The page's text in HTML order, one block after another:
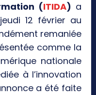
(ITIDA) a
12 février au
remaniée
comme la
nationale
à l’innovation
a été faite